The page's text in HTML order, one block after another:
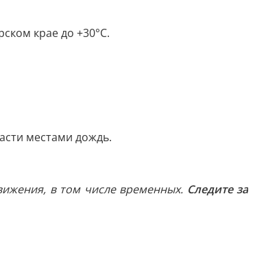
крае до +30°С.
местами дождь.
в том числе временных. Следите за